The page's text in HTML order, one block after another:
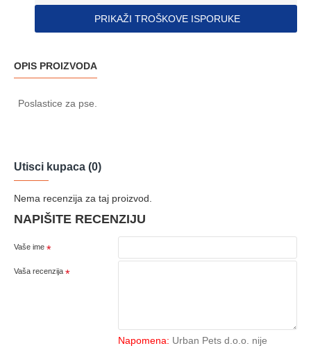
PRIKAŽI TROŠKOVE ISPORUKE
OPIS PROIZVODA
Poslastice za pse.
Utisci kupaca (0)
Nema recenzija za taj proizvod.
NAPIŠITE RECENZIJU
Vaše ime
Vaša recenzija
Napomena: Urban Pets d.o.o. nije